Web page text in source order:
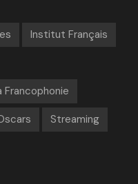
Institut Français
Francophonie
Streaming